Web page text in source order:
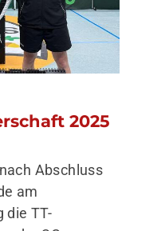
2025
Abschluss
am
die TT-
um